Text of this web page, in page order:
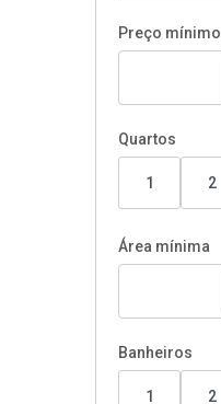
Preço mínimo
Quartos
1 2
Área mínima
Banheiros
1 2